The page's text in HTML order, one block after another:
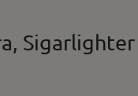
Sigarlighter